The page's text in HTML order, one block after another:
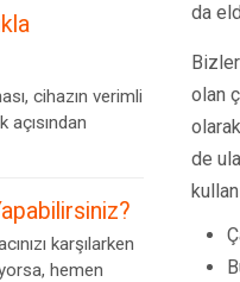
da
olan
de
cihazın verimli
açısından
karşılarken
hemen